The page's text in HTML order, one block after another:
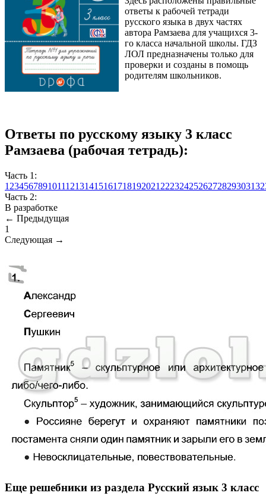
ответы к рабочей тетради
русского языка в двух частях
автора Рамзаева для учащихся 3-
го класса начальной школы. ГДЗ
ЛОЛ предназначены только для
проверки и созданы в помощь
родителям школьников.
Ответы по русскому языку 3 класс
Рамзаева (рабочая тетрадь):
Часть 1:
1 23456789101112131415161718192021 2223242526272829303132
Часть 2:
В разработке
← Предыдущая
1
Следующая →
Еще решебники из раздела Русский язык 3 класс